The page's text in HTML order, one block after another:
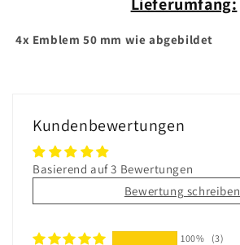
Lieferumfang:
4x Emblem 50 mm wie abgebildet
Kundenbewertungen
Basierend auf 3 Bewertungen
Bewertung schreiben
100%
(3)